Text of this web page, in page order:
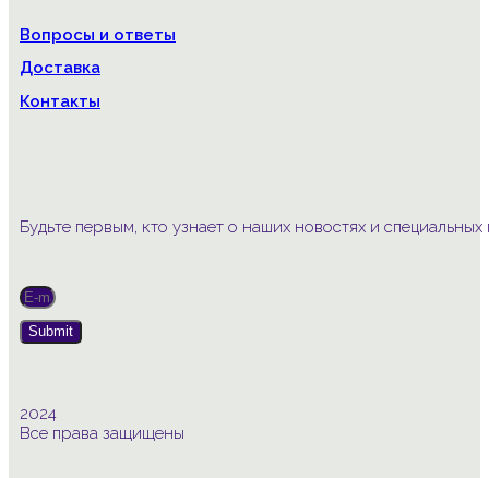
Вопросы и ответы
Доставка
Контакты
Будьте первым, кто узнает о наших новостях и
Submit
2024
Все права защищены